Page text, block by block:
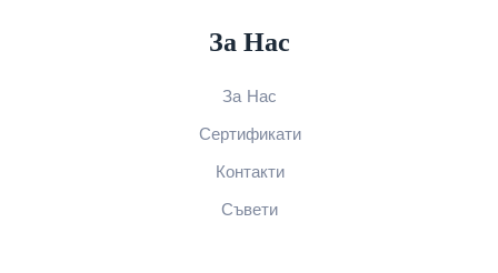
За Нас
За Нас
Сертификати
Контакти
Съвети